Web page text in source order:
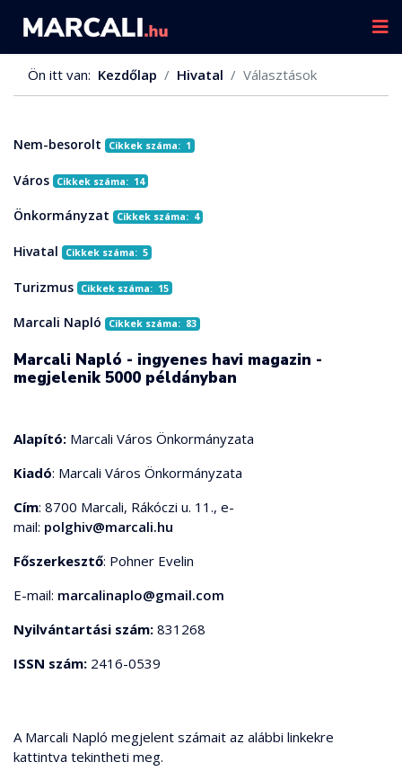
Ön itt van: Kezdőlap Hivatal Választások
Nem-besorolt Cikkek száma: 1
Város Cikkek száma: 14
Önkormányzat Cikkek száma: 4
Hivatal Cikkek száma: 5
Turizmus Cikkek száma: 15
Marcali Napló Cikkek száma: 83
Marcali Napló - ingyenes havi magazin -
megjelenik 5000 példányban
Alapító: Marcali Város Önkormányzata
Kiadó: Marcali Város Önkormányzata
Cím: 8700 Marcali, Rákóczi u. 11., e-
mail: polghiv@marcali.hu
Főszerkesztő: Pohner Evelin
E-mail: marcalinaplo@gmail.com
Nyilvántartási szám: 831268
ISSN szám: 2416-0539
A Marcali Napló megjelent számait az alábbi linkekre
kattintva tekintheti meg.